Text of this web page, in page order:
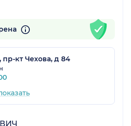
пр-кт Чехова, д 84